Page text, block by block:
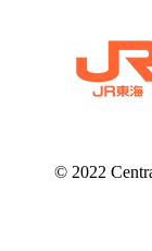
© 2022